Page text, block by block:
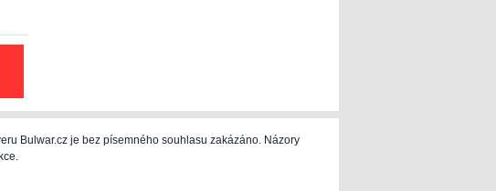
Bulwar.cz je bez písemného souhlasu zakázáno. Názory